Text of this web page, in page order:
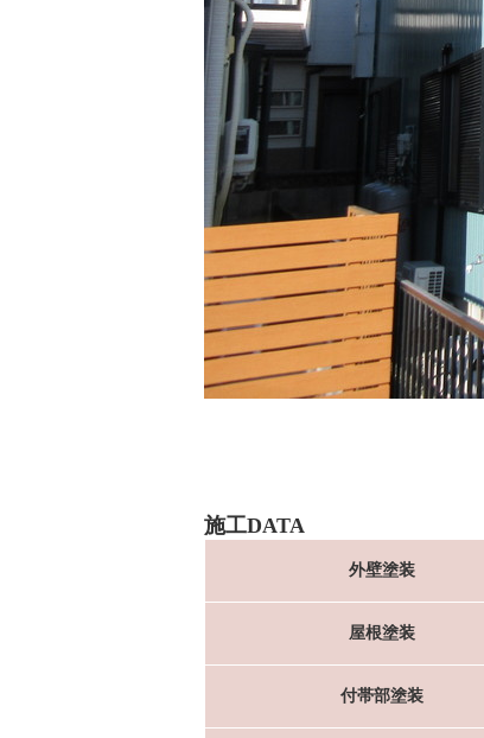
施工DATA
外壁塗装
屋根塗装
付帯部塗装